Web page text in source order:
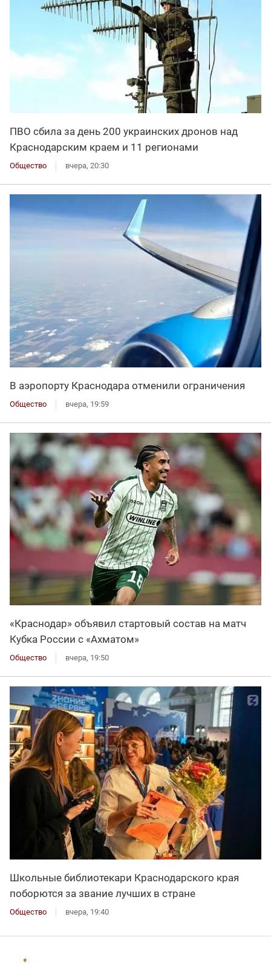
ПВО сбила за день 200 украинских дронов над
Краснодарским краем и 11 регионами
Общество вчера, 20:30
В аэропорту Краснодара отменили ограничения
Общество вчера, 19:59
«Краснодар» объявил стартовый состав на матч
Кубка России с «Ахматом»
Общество вчера, 19:50
Школьные библиотекари Краснодарского края
поборются за звание лучших в стране
Общество вчера, 19:40